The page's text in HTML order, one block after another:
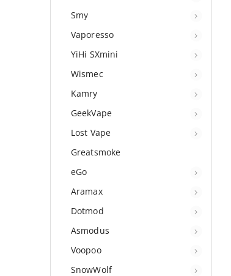
Smy
Vaporesso
YiHi SXmini
Wismec
Kamry
GeekVape
Lost Vape
Greatsmoke
eGo
Aramax
Dotmod
Asmodus
Voopoo
SnowWolf